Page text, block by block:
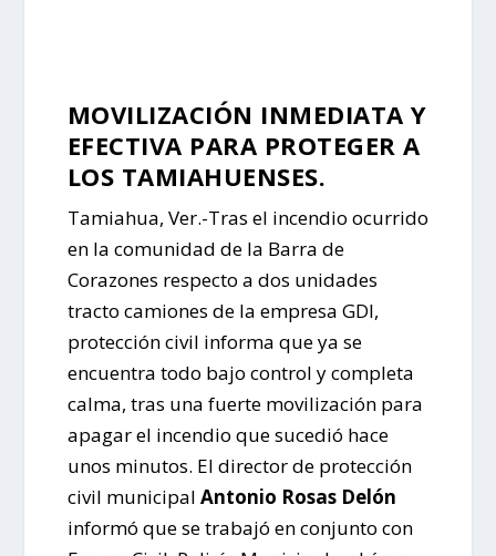
MOVILIZACIÓN INMEDIATA Y
EFECTIVA PARA PROTEGER A
LOS TAMIAHUENSES.
Tamiahua, Ver.-Tras el incendio ocurrido
en la comunidad de la Barra de
Corazones respecto a dos unidades
tracto camiones de la empresa GDI,
protección civil informa que ya se
encuentra todo bajo control y completa
calma, tras una fuerte movilización para
apagar el incendio que sucedió hace
unos minutos. El director de protección
civil municipal Antonio Rosas Delón
informó que se trabajó en conjunto con